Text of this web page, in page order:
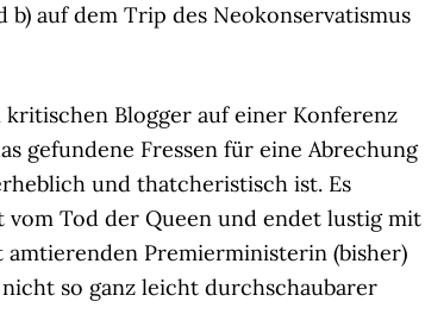
auf dem Trip des Neokonservatismus
Blogger auf einer Konferenz
gefundene Fressen für eine Abrechung
und thatcheristisch ist. Es
Tod der Queen und endet lustig mit
Premierministerin (bisher)
so ganz leicht durchschaubarer